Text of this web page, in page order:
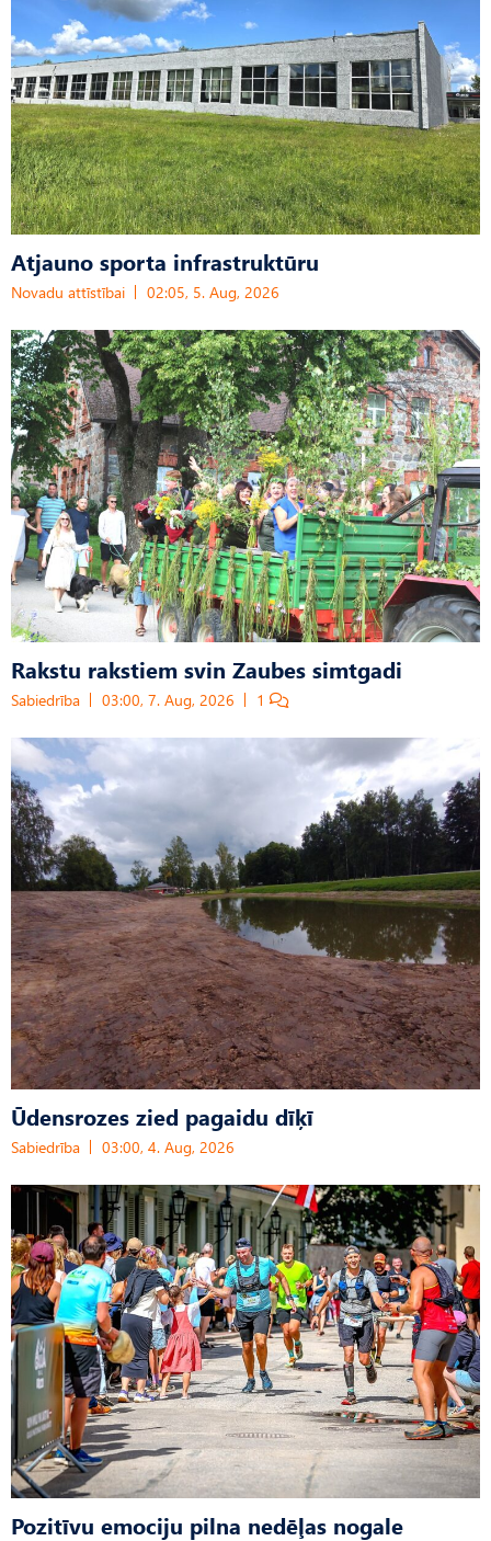
Atjauno sporta infrastruktūru
Novadu attīstībai 02:05, 5. Aug, 2026
Rakstu rakstiem svin Zaubes simtgadi
Sabiedrība 03:00, 7. Aug, 2026 1
Ūdensrozes zied pagaidu dīķī
Sabiedrība 03:00, 4. Aug, 2026
Pozitīvu emociju pilna nedēļas nogale